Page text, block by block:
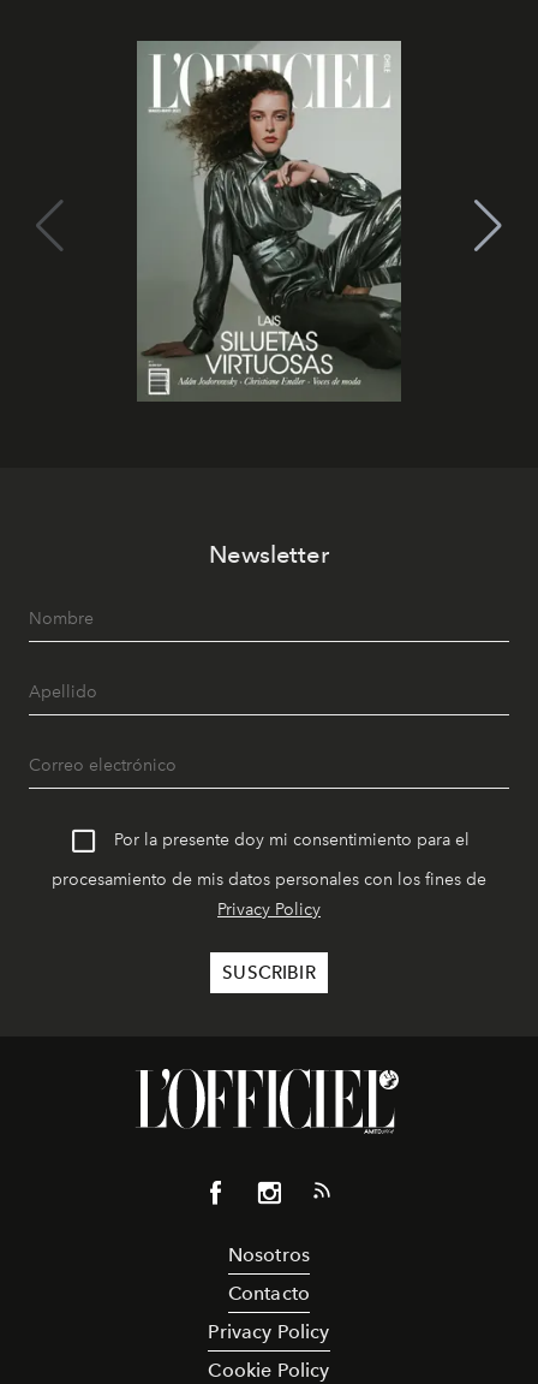
Newsletter
Por la presente doy mi consentimiento para el
procesamiento de mis datos personales con los fines de
Privacy Policy
Nosotros
Contacto
Privacy Policy
Cookie Policy